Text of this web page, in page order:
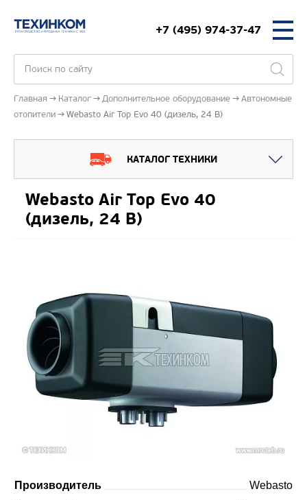
+7 (495) 974-37-47
Главная Каталог Дополнительное оборудование
Автономные
отопители
Webasto Air Top Evo 40 (дизель, 24 В)
КАТАЛОГ ТЕХНИКИ
Webasto Air Top Evo 40
(дизель, 24 В)
Производитель
Webasto